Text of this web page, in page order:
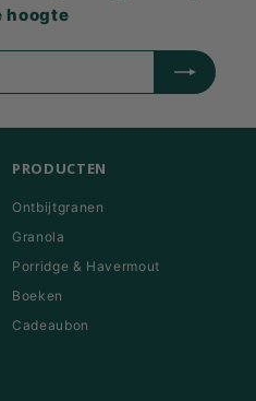
hoogte
PRODUCTEN
Ontbijtgranen
Granola
Porridge & Havermout
Boeken
Cadeaubon